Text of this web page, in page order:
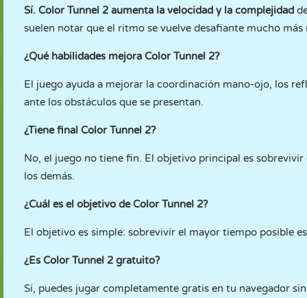
Sí. Color Tunnel 2 aumenta la velocidad y la complejidad
suelen notar que el ritmo se vuelve desafiante mucho más
¿Qué habilidades mejora Color Tunnel 2?
El juego ayuda a mejorar la coordinación mano-ojo, los
ante los obstáculos que se presentan.
¿Tiene final Color Tunnel 2?
No, el juego no tiene fin. El objetivo principal es
los demás.
¿Cuál es el objetivo de Color Tunnel 2?
El objetivo es simple: sobrevivir el mayor tiempo posible
¿Es Color Tunnel 2 gratuito?
Sí, puedes jugar completamente gratis en tu navegador